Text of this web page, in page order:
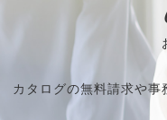
カタログの無料請求や